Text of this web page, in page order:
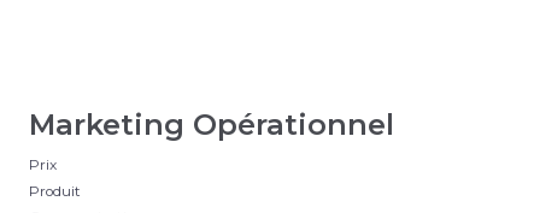
Marketing Opérationnel
Prix
Produit